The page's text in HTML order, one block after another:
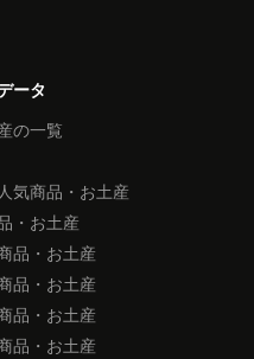
ータ
の一覧
気商品・お土産
・お土産
品・お土産
品・お土産
品・お土産
品・お土産